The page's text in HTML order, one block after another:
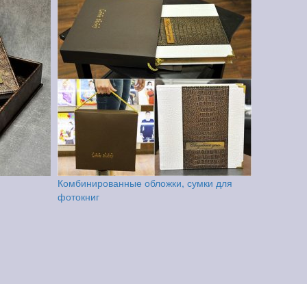
Комбинированные обложки, сумки для
фотокниг